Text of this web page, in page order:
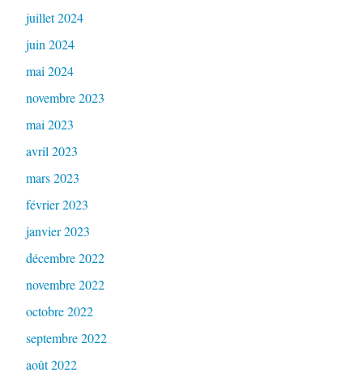
juillet 2024
juin 2024
mai 2024
novembre 2023
mai 2023
avril 2023
mars 2023
février 2023
janvier 2023
décembre 2022
novembre 2022
octobre 2022
septembre 2022
août 2022